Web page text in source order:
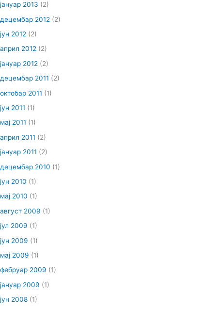
јануар 2013 (2)
децембар 2012 (2)
јун 2012 (2)
април 2012 (2)
јануар 2012 (2)
децембар 2011 (2)
октобар 2011 (1)
јун 2011 (1)
мај 2011 (1)
април 2011 (2)
јануар 2011 (2)
децембар 2010 (1)
јун 2010 (1)
мај 2010 (1)
август 2009 (1)
јул 2009 (1)
јун 2009 (1)
мај 2009 (1)
фебруар 2009 (1)
јануар 2009 (1)
јун 2008 (1)